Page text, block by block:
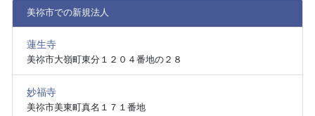
美祢市での新規法人
蓮生寺
美祢市大嶺町東分１２０４番地の２８
妙福寺
美祢市美東町真名１７１番地